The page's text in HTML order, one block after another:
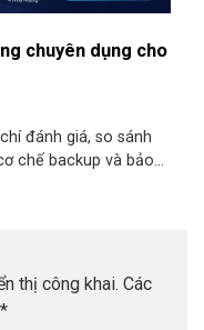
chuyên dụng cho
đánh giá, so sánh
chế backup và bảo
thị công khai. Các
*